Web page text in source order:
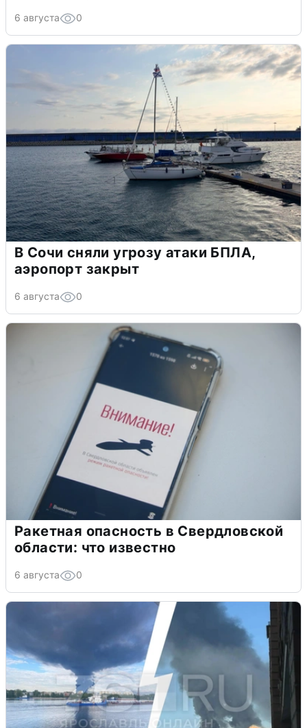
6 августа 0
В Сочи сняли угрозу атаки БПЛА,
аэропорт закрыт
6 августа 0
Ракетная опасность в Свердловской
области: что известно
6 августа 0